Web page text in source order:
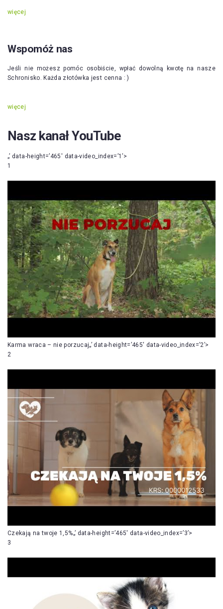
więcej
Wspomóż nas
Jeśli nie możesz pomóc osobiście, wpłać dowolną kwotę na nasze
Schronisko. Każda złotówka jest cenna : )
więcej
Nasz kanał YouTube
„’ data-height=’465′ data-video_index=’1’>
1
Karma wraca – nie porzucaj„’ data-height=’465′ data-video_index=’2’>
2
Czekają na twoje 1,5%„’ data-height=’465′ data-video_index=’3’>
3